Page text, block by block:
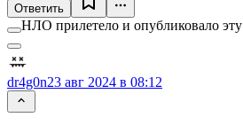
Ответить
НЛО прилетело и опубликовало эту
dr4g0n23 авг 2024 в 08:12